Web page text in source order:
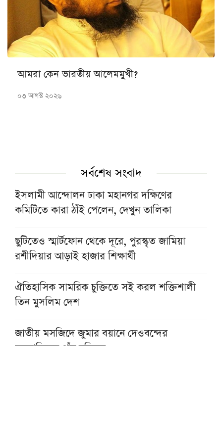
আমরা কেন ভারতীয় আলেমমুখী?
০৩ আগস্ট ২০২৬
সর্বশেষ সংবাদ
ইসলামী আন্দোলন ঢাকা মহানগর দক্ষিণের
কমিটিতে কারা ঠাঁই পেলেন, দেখুন তালিকা
ছুটিতেও স্মার্টফোন থেকে দূরে, পুরস্কৃত জামিয়া
রশীদিয়ার আড়াই হাজার শিক্ষার্থী
ঐতিহাসিক সামরিক চুক্তিতে সই করল শক্তিশালী
তিন মুসলিম দেশ
জাতীয় মসজিদে জুমার বয়ানে দেওবন্দের
মুহতামিমের পাঁচ নসিহত